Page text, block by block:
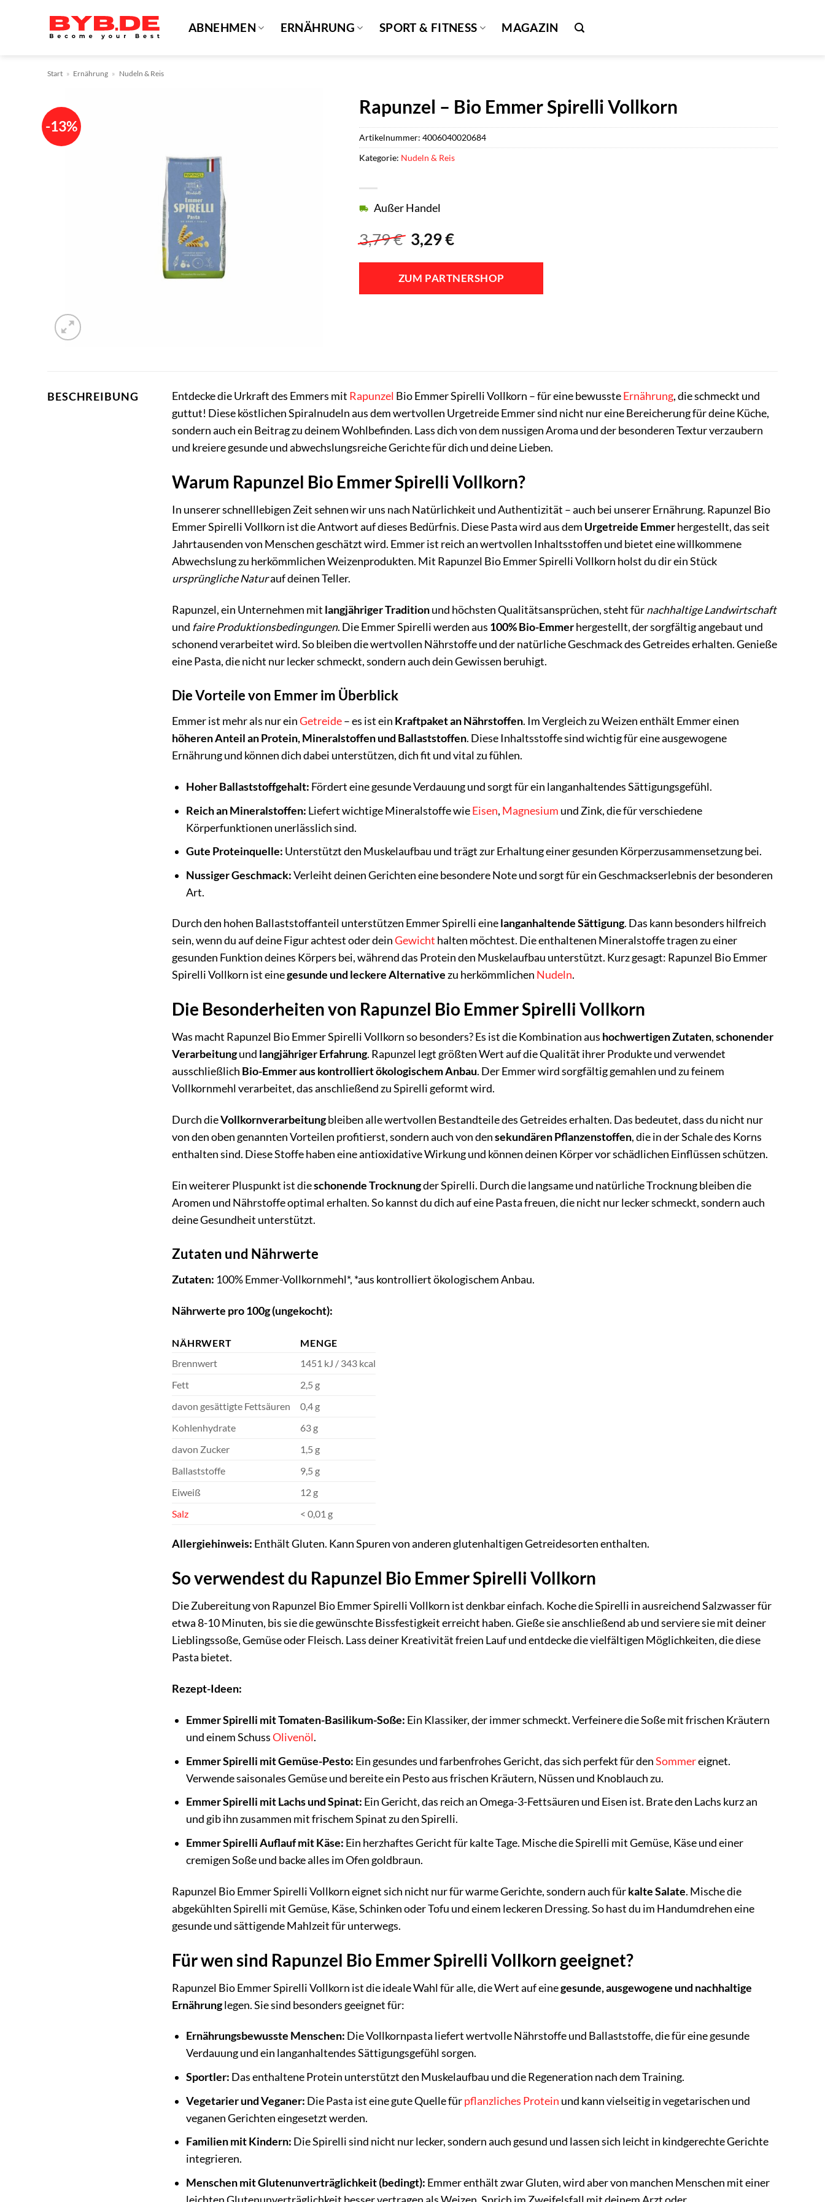
ABNEHMEN ERNÄHRUNG SPORT & FITNESS MAGAZIN
Start » Ernährung » Nudeln & Reis
-13%
Rapunzel – Bio Emmer Spirelli Vollkorn
3,79€ Ursprünglicher
Preis
war:
3,79 €
3,29€Aktueller
ist:
3,29 €.
Außer Handel
ZUM PARTNERSHOP
Artikelnummer:4006040020684
Kategorie: Nudeln & Reis
BESCHREIBUNG Entdecke die Urkraft des Emmers mit Rapunzel Bio Emmer Spirelli Vollkorn – für eine bewussteErnährung, die schmeckt und
guttut! Diese köstlichen Spiralnudeln aus dem wertvollen Urgetreide Emmer sind nicht nur eine Bereicherung für deine Küche,
sondern auch ein Beitrag zu deinem Wohlbefinden. Lass dich von dem nussigen Aroma und der besonderen Textur verzaubern
und kreiere gesunde und abwechslungsreiche Gerichte für dich und deine Lieben.
Warum Rapunzel Bio Emmer Spirelli Vollkorn?
In unserer schnelllebigen Zeit sehnen wir uns nach Natürlichkeit und Authentizität – auch bei unserer Ernährung. Rapunzel Bio
Emmer Spirelli Vollkorn ist die Antwort auf dieses Bedürfnis. Diese Pasta wird aus dem Urgetreide Emmerhergestellt, das seit
Jahrtausenden von Menschen geschätzt wird. Emmer ist reich an wertvollen Inhaltsstoffen und bietet eine willkommene
Abwechslung zu herkömmlichen Weizenprodukten. Mit Rapunzel Bio Emmer Spirelli Vollkorn holst du dir ein Stück
ursprüngliche Naturauf deinen Teller.
Rapunzel, ein Unternehmen mit langjähriger Traditionund höchsten Qualitätsansprüchen, steht fürnachhaltige Landwirtschaft
und faire Produktionsbedingungen. Die Emmer Spirelli werden aus 100% Bio-Emmerhergestellt, der sorgfältig angebaut und
schonend verarbeitet wird. So bleiben die wertvollen Nährstoffe und der natürliche Geschmack des Getreides erhalten. Genieße
eine Pasta, die nicht nur lecker schmeckt, sondern auch dein Gewissen beruhigt.
Die Vorteile von Emmer im Überblick
Emmer ist mehr als nur einGetreide– es ist ein Kraftpaket an Nährstoffen. Im Vergleich zu Weizen enthält Emmer einen
höheren Anteil an Protein, Mineralstoffen und Ballaststoffen. Diese Inhaltsstoffe sind wichtig für eine ausgewogene
Ernährung und können dich dabei unterstützen, dich fit und vital zu fühlen.
Hoher Ballaststoffgehalt: Fördert eine gesunde Verdauung und sorgt für ein langanhaltendes Sättigungsgefühl.
Reich an Mineralstoffen: Liefert wichtige Mineralstoffe wieEisen, Magnesium und Zink, die für verschiedene
Körperfunktionen unerlässlich sind.
Gute Proteinquelle: Unterstützt den Muskelaufbau und trägt zur Erhaltung einer gesunden Körperzusammensetzung bei.
Nussiger Geschmack:Verleiht deinen Gerichten eine besondere Note und sorgt für ein Geschmackserlebnis der besonderen
Art.
Durch den hohen Ballaststoffanteil unterstützen Emmer Spirelli einelanganhaltende Sättigung. Das kann besonders hilfreich
sein, wenn du auf deine Figur achtest oder deinGewicht halten möchtest. Die enthaltenen Mineralstoffe tragen zu einer
gesunden Funktion deines Körpers bei, während das Protein den Muskelaufbau unterstützt. Kurz gesagt: Rapunzel Bio Emmer
Spirelli Vollkorn ist einegesunde und leckere Alternativezu herkömmlichen Nudeln.
Die Besonderheiten von Rapunzel Bio Emmer Spirelli Vollkorn
Was macht Rapunzel Bio Emmer Spirelli Vollkorn so besonders? Es ist die Kombination aus hochwertigen Zutaten,schonender
Verarbeitungund langjähriger Erfahrung. Rapunzel legt größten Wert auf die Qualität ihrer Produkte und verwendet
ausschließlich Bio-Emmer aus kontrolliert ökologischem Anbau. Der Emmer wird sorgfältig gemahlen und zu feinem
Vollkornmehl verarbeitet, das anschließend zu Spirelli geformt wird.
Durch dieVollkornverarbeitungbleiben alle wertvollen Bestandteile des Getreides erhalten. Das bedeutet, dass du nicht nur
von den oben genannten Vorteilen profitierst, sondern auch von densekundären Pflanzenstoffen, die in der Schale des Korns
enthalten sind. Diese Stoffe haben eine antioxidative Wirkung und können deinen Körper vor schädlichen Einflüssen schützen.
Ein weiterer Pluspunkt ist dieschonende Trocknungder Spirelli. Durch die langsame und natürliche Trocknung bleiben die
Aromen und Nährstoffe optimal erhalten. So kannst du dich auf eine Pasta freuen, die nicht nur lecker schmeckt, sondern auch
deine Gesundheit unterstützt.
Zutaten und Nährwerte
Zutaten: 100% Emmer-Vollkornmehl*, *aus kontrolliert ökologischem Anbau.
Nährwerte pro 100g (ungekocht):
NÄHRWERT
MENGE
Brennwert
1451 kJ / 343 kcal
Fett
2,5 g
davon gesättigte Fettsäuren
0,4 g
Kohlenhydrate
63 g
davon Zucker
1,5 g
Ballaststoffe
9,5 g
Eiweiß
12 g
Salz
< 0,01 g
Allergiehinweis: Enthält Gluten. Kann Spuren von anderen glutenhaltigen Getreidesorten enthalten.
So verwendest du Rapunzel Bio Emmer Spirelli Vollkorn
Die Zubereitung von Rapunzel Bio Emmer Spirelli Vollkorn ist denkbar einfach. Koche die Spirelli in ausreichend Salzwasser für
etwa 8-10 Minuten, bis sie die gewünschte Bissfestigkeit erreicht haben. Gieße sie anschließend ab und serviere sie mit deiner
Lieblingssoße, Gemüse oder Fleisch. Lass deiner Kreativität freien Lauf und entdecke die vielfältigen Möglichkeiten, die diese
Pasta bietet.
Rezept-Ideen:
Emmer Spirelli mit Tomaten-Basilikum-Soße: Ein Klassiker, der immer schmeckt. Verfeinere die Soße mit frischen Kräutern
und einem SchussOlivenöl.
Emmer Spirelli mit Gemüse-Pesto: Ein gesundes und farbenfrohes Gericht, das sich perfekt für denSommereignet.
Verwende saisonales Gemüse und bereite ein Pesto aus frischen Kräutern, Nüssen und Knoblauch zu.
Emmer Spirelli mit Lachs und Spinat: Ein Gericht, das reich an Omega-3-Fettsäuren und Eisen ist. Brate den Lachs kurz an
und gib ihn zusammen mit frischem Spinat zu den Spirelli.
Emmer Spirelli Auflauf mit Käse: Ein herzhaftes Gericht für kalte Tage. Mische die Spirelli mit Gemüse, Käse und einer
cremigen Soße und backe alles im Ofen goldbraun.
Rapunzel Bio Emmer Spirelli Vollkorn eignet sich nicht nur für warme Gerichte, sondern auch fürkalte Salate. Mische die
abgekühlten Spirelli mit Gemüse, Käse, Schinken oder Tofu und einem leckeren Dressing. So hast du im Handumdrehen eine
gesunde und sättigende Mahlzeit für unterwegs.
Für wen sind Rapunzel Bio Emmer Spirelli Vollkorn geeignet?
Rapunzel Bio Emmer Spirelli Vollkorn ist die ideale Wahl für alle, die Wert auf einegesunde, ausgewogene und nachhaltige
Ernährunglegen. Sie sind besonders geeignet für:
Ernährungsbewusste Menschen: Die Vollkornpasta liefert wertvolle Nährstoffe und Ballaststoffe, die für eine gesunde
Verdauung und ein langanhaltendes Sättigungsgefühl sorgen.
Sportler: Das enthaltene Protein unterstützt den Muskelaufbau und die Regeneration nach dem Training.
Vegetarier und Veganer: Die Pasta ist eine gute Quelle fürpflanzliches Protein und kann vielseitig in vegetarischen und
veganen Gerichten eingesetzt werden.
Familien mit Kindern: Die Spirelli sind nicht nur lecker, sondern auch gesund und lassen sich leicht in kindgerechte Gerichte
integrieren.
Menschen mit Glutenunverträglichkeit (bedingt): Emmer enthält zwar Gluten, wird aber von manchen Menschen mit einer